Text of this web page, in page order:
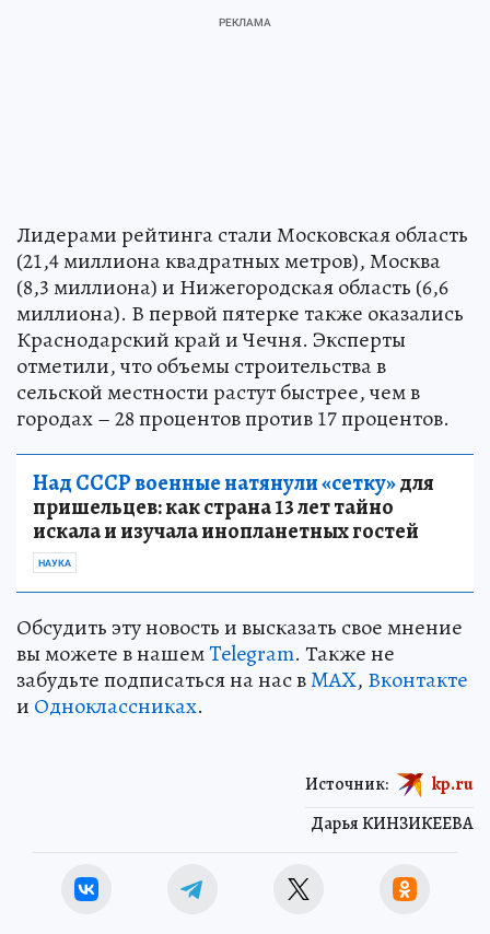
Лидерами рейтинга стали Московская область
(21,4 миллиона квадратных метров), Москва
(8,3 миллиона) и Нижегородская область (6,6
миллиона). В первой пятерке также оказались
Краснодарский край и Чечня. Эксперты
отметили, что объемы строительства в
сельской местности растут быстрее, чем в
городах – 28 процентов против 17 процентов.
Над СССР военные натянули «сетку»для
пришельцев: как страна 13 лет тайно
искала и изучала инопланетных гостей
НАУКА
Обсудить эту новость и высказать свое мнение
вы можете в нашемTelegram. Также не
забудьте подписаться на нас вMAX, Вконтакте
и Одноклассниках.
Дарья КИНЗИКЕЕВА
Источник: kp.ru